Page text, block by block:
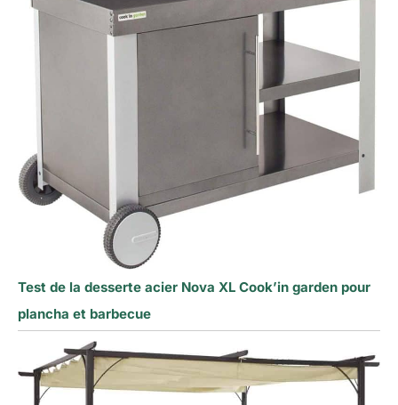
Test de la desserte acier Nova XL Cook’in garden pour
plancha et barbecue